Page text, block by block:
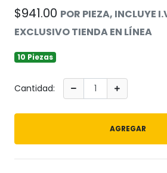
$941.00 POR PIEZA, INCLUYE
EXCLUSIVO TIENDA EN LÍNEA
10 Piezas
Cantidad:
AGREGAR